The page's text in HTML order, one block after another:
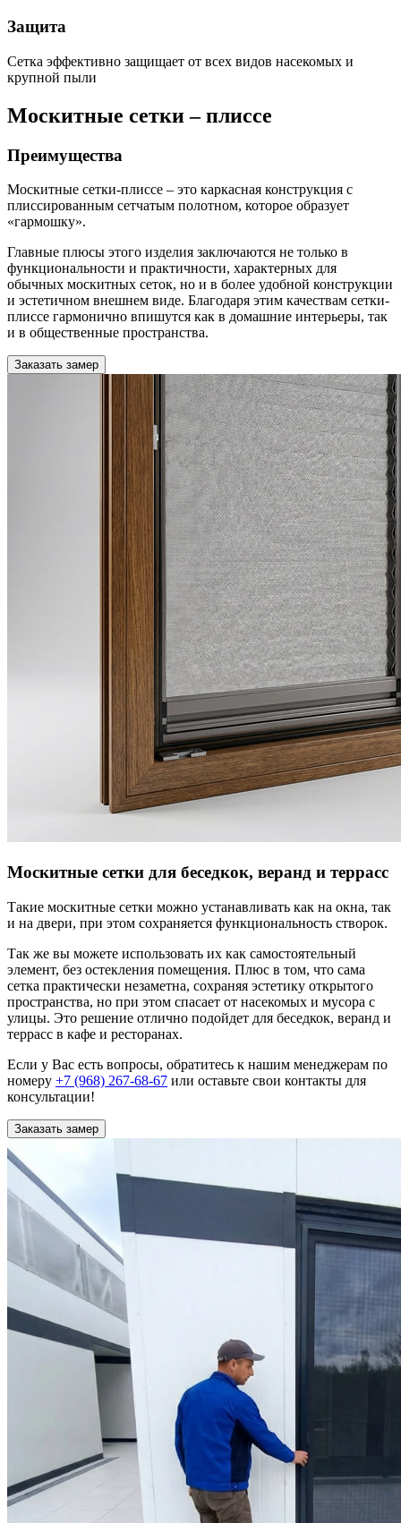
Защита
Сетка эффективно защищает от всех видов насекомых и
крупной пыли
Москитные сетки – плиссе
Преимущества
Москитные сетки-плиссе – это каркасная конструкция с
плиссированным сетчатым полотном, которое образует
«гармошку».
Главные плюсы этого изделия заключаются не только в
функциональности и практичности, характерных для
обычных москитных сеток, но и в более удобной конструкции
и эстетичном внешнем виде. Благодаря этим качествам сетки-
плиссе гармонично впишутся как в домашние интерьеры, так
и в общественные пространства.
Заказать замер
Москитные сетки для беседкок, веранд и террасс
Такие москитные сетки можно устанавливать как на окна, так
и на двери, при этом сохраняется функциональность створок.
Так же вы можете использовать их как самостоятельный
элемент, без остекления помещения. Плюс в том, что сама
сетка практически незаметна, сохраняя эстетику открытого
пространства, но при этом спасает от насекомых и мусора с
улицы. Это решение отлично подойдет для беседкок, веранд и
террасс в кафе и ресторанах.
Если у Вас есть вопросы, обратитесь к нашим менеджерам по
номеру +7 (968) 267-68-67 или оставьте свои контакты для
консультации!
Заказать замер